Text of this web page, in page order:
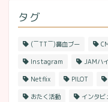
タグ
(￣TT￣)鼻血ブー
Instagram JAMハ
Netflix PILOT
おたく活動 インタビ